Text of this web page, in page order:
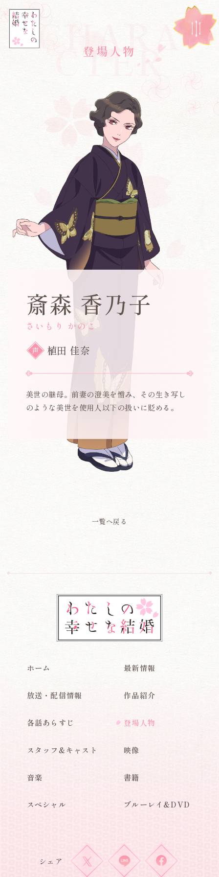
登場 人物
CHARA
CTER
斎森 香乃子
さいもり かのこ
声 植田 佳奈
美世の継母。前妻の澄美を憎み、その生き写し
のような美世を使用人以下の扱いに貶める。
一覧へ戻る
ホーム 最新情報
放送・配信情報 作品紹介
各話あらすじ 登場人物
スタッフ&キャスト 映像
音楽 書籍
スペシャル ブルーレイ&DVD
シェア